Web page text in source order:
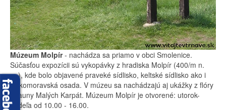
Múzeum Molpír- nachádza sa priamo v obci Smolenice.
Súčasťou expozícii sú vykopávky z hradiska Molpír (400/m n.
m.), kde bolo objavené praveké sídlisko, keltské sídlisko ako i
veľkomoravská osada. V múzeu sa nachádzajú aj ukážky z flóry
a fauny Malých Karpát. Múzeum Molpír je otvorené: utorok-
nedeľa od 10.00 - 16.00.